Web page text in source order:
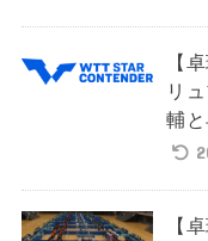
【
リ
輔
【